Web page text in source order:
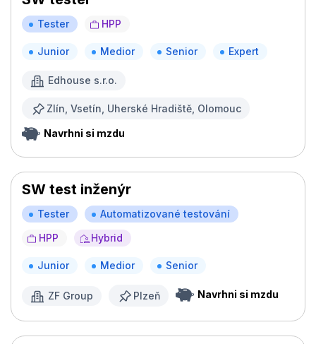
Tester HPP
Junior Medior Senior Expert
Edhouse s.r.o.
Zlín, Vsetín, Uherské Hradiště, Olomouc
Navrhni si mzdu
SW test inženýr
Tester
Automatizované testování
HPP
Hybrid
Junior Medior Senior
ZF Group Plzeň Navrhni si mzdu